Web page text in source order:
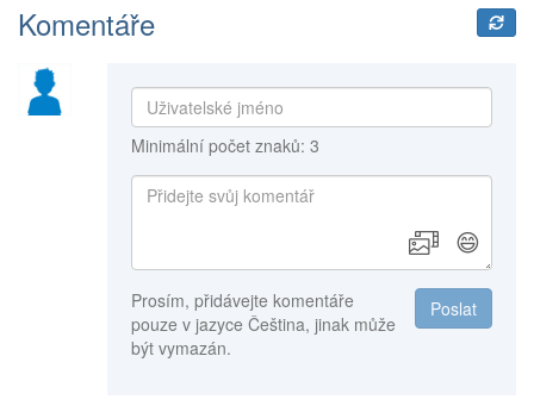
Komentáře
Minimální počet znaků: 3
😄
Poslat
Prosím, přidávejte komentáře
pouze v jazyce Čeština, jinak může
být vymazán.